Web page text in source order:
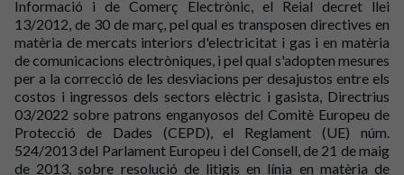
Informació i de Comerç Electrònic, el Reial decret llei
13/2012, de 30 de març, pel qual es transposen directives en
matèria de mercats interiors d'electricitat i gas i en matèria
de comunicacions electròniques, i pel qual s'adopten mesures
per a la correcció de les desviacions per desajustos entre els
costos i ingressos dels sectors elèctric i gasista, Directrius
03/2022 sobre patrons enganyosos del Comitè Europeu de
Protecció de Dades (CEPD), el Reglament (UE) núm.
524/2013 del Parlament Europeu i del Consell, de 21 de maig
de 2013, sobre resolució de litigis en línia en matèria de